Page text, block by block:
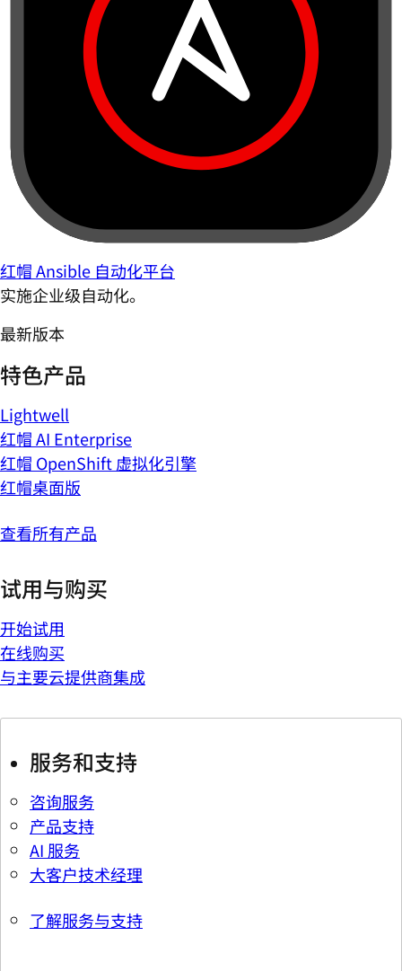
红帽 Ansible 自动化平台
实施企业级自动化。
最新版本
特色产品
Lightwell
红帽 AI Enterprise
红帽 OpenShift 虚拟化引擎
红帽桌面版
查看所有产品
试用与购买
开始试用
在线购买
与主要云提供商集成
服务和支持
咨询服务
产品支持
AI 服务
大客户技术经理
了解服务与支持